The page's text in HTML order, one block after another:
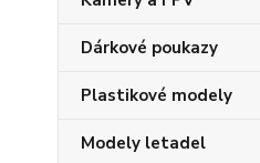
Dárkové poukazy
Plastikové modely
Modely letadel